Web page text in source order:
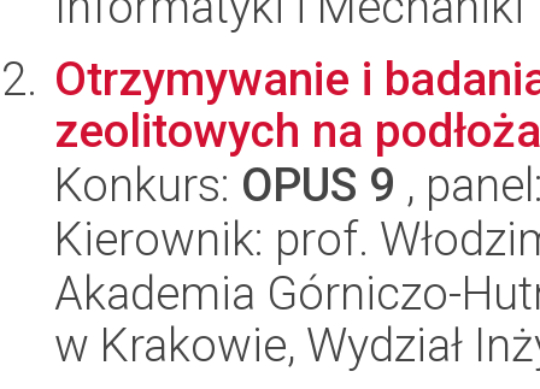
Otrzymywanie i
zeolitowych na
Konkurs: OPUS 9 ,
Kierownik: prof.
Akademia Górniczo-
w Krakowie, Wydział